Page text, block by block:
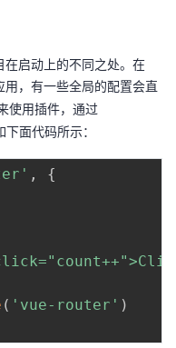
启动上的不同之处。在
用，有一些全局的配置会直
使用插件，通过
面代码所示：
,
{
( 'vue-router' )